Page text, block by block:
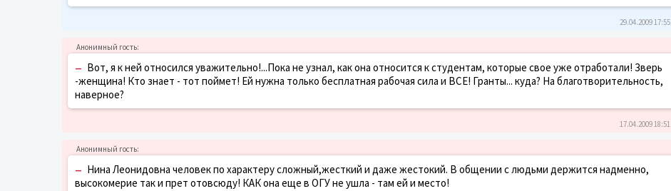
29.04.2009 17:55
– Вот, я к ней относился уважительно!...Пока не узнал, как она относится к студентам, которые свое уже отработали! Зверь
-женщина! Кто знает - тот поймет! Ей нужна только бесплатная рабочая сила и ВСЕ! Гранты... куда? На благотворительность,
наверное?
17.04.2009 18:51
– Нина Леонидовна человек по характеру сложный,жесткий и даже жестокий. В общении с людьми держится надменно,
высокомерие так и прет отовсюду! КАК она еще в ОГУ не ушла - там ей и место!